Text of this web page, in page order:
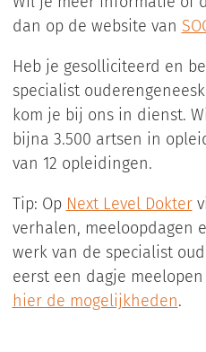
dan op de website van
Heb je gesolliciteerd en
specialist
kom je bij ons in dienst.
bijna 3.500 artsen in
van 12 opleidingen.
Tip: Op Next Level Dokter
verhalen, meeloopdagen
werk van de specialist
eerst een dagje
hier de mogelijkheden.